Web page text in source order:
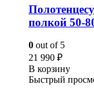
полкой 50-
0 out of 5
21 990 ₽
В корзину
Быстрый